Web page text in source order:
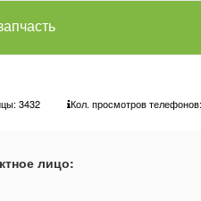
3432 Кол. просмотров телефонов:
лицо: